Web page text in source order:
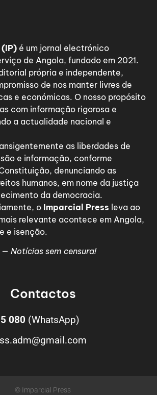
é um jornal electrónico
de Angola, fundado em 2021.
própria e independente,
de nos manter livres de
e económicas. O nosso propósito
com informação rigorosa e
a actualidade nacional e
as liberdades de
e informação, conforme
denunciando as
humanos, em nome da justiça
da democracia.
o Imparcial Press leva ao
relevante acontece em Angola,
e isenção.
— Notícias sem censura!
Contactos
080 (WhatsApp)
© Imparcial Press